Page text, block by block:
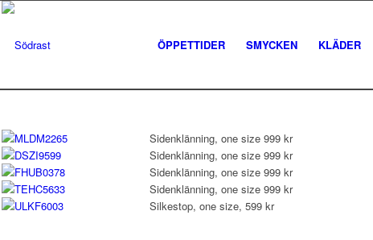
ÖPPETTIDER SMYCKEN KLÄDER
Sidenklänning, one size 999 kr
Sidenklänning, one size 999 kr
Sidenklänning, one size 999 kr
Sidenklänning, one size 999 kr
Silkestop, one size, 599 kr